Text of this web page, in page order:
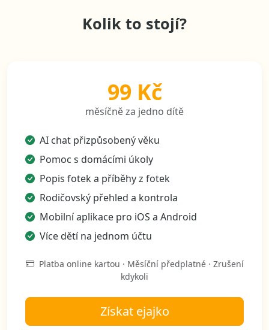
Kolik to stojí?
99 Kč
měsíčně za jedno dítě
AI chat přizpůsobený věku
Pomoc s domácími úkoly
Popis fotek a příběhy z fotek
Rodičovský přehled a kontrola
Mobilní aplikace pro iOS a Android
Více dětí na jednom účtu
Platba online kartou · Měsíční předplatné · Zrušení
kdykoli
Získat ejajko